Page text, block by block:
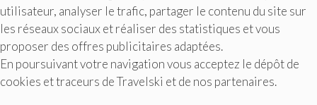
utilisateur, analyser le trafic, partager le contenu du site sur
les réseaux sociaux et réaliser des statistiques et vous
proposer des offres publicitaires adaptées.
En poursuivant votre navigation vous acceptez le dépôt de
cookies et traceurs de Travelski et de nos partenaires.